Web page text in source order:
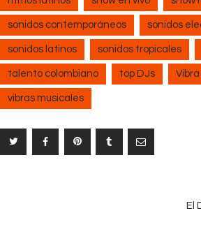
sonidos contemporáneos sonidos
sonidos latinos sonidos tropicales
talento colombiano top DJs
vibras musicales
El